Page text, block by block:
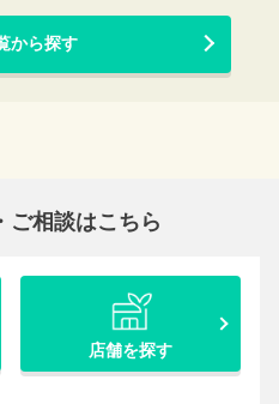
から探す
ご相談はこちら
店舗を探す